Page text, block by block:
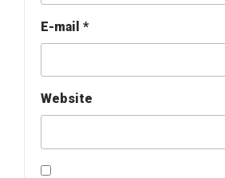
E-mail *
Website